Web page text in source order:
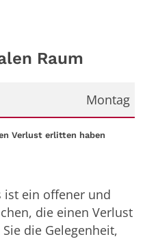
Raum
Montag
Verlust erlitten haben
ist ein offener und
die einen Verlust
die Gelegenheit,